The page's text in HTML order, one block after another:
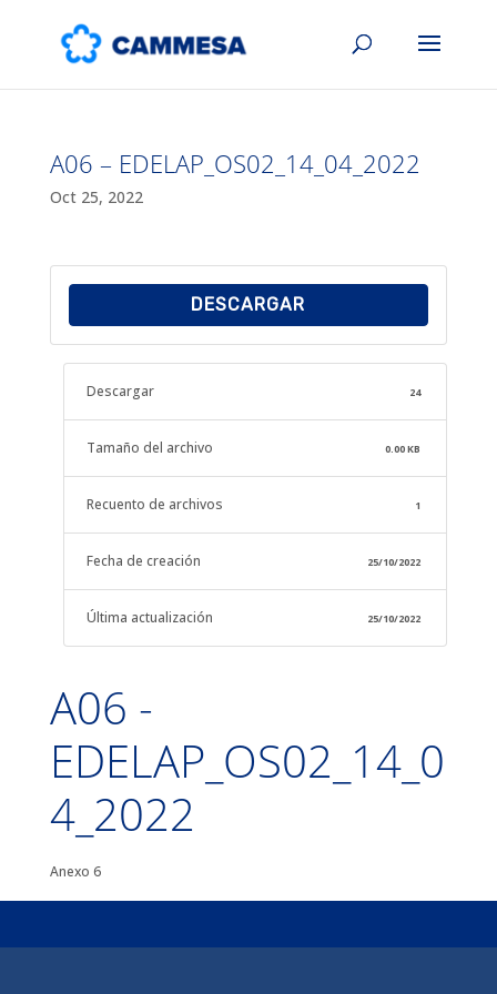
A06 – EDELAP_OS02_14_04_2022
Oct 25, 2022
DESCARGAR
Descargar 24
Tamaño del archivo 0.00 KB
Recuento de archivos 1
Fecha de creación 25/10/2022
Última actualización 25/10/2022
A06 -
EDELAP_OS02_14_0
4_2022
Anexo 6